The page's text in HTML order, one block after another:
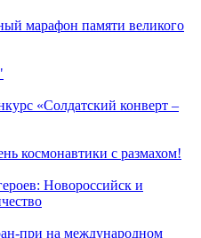
марафон памяти великого
«Солдатский конверт –
космонавтики с размахом!
Новороссийск и
при на международном